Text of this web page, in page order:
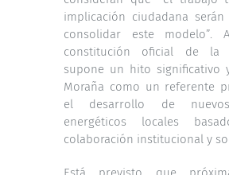
implicación ciudadana serán
consolidar este modelo”.
constitución oficial de la
supone un hito significativo
Moraña como un referente
el desarrollo de
energéticos locales
colaboración institucional y